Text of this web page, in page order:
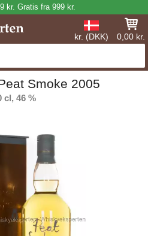
kr. Gratis fra 999 kr.
kr. (DKK) 0,00 kr.
Smoke 2005
cl, 46 %